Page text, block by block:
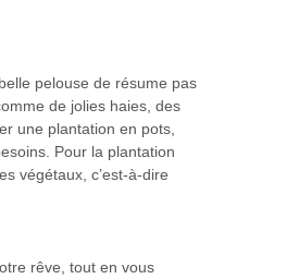
pelouse de résume pas
de jolies haies, des
une plantation en pots,
Pour la plantation
végétaux, c’est-à-dire
rêve, tout en vous